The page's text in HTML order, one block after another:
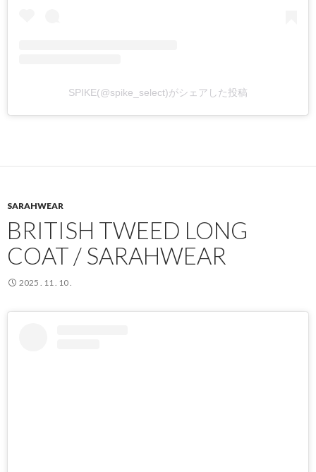
SPIKE(@spike_select)がシェアした投稿
SARAHWEAR
BRITISH TWEED LONG
COAT / SARAHWEAR
2025 . 11 . 10 .